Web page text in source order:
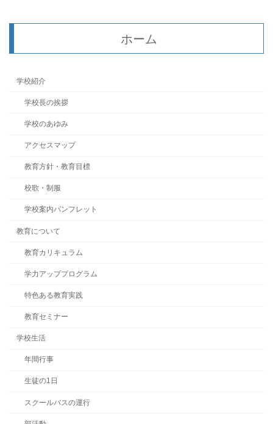
ホーム
学校紹介
学校長の挨拶
学校のあゆみ
アクセスマップ
教育方針・教育目標
校歌・制服
学校案内パンフレット
教育について
教育カリキュラム
学力アッププログラム
特色ある教育実践
教育セミナー
学校生活
年間行事
生徒の1日
スクールバスの運行